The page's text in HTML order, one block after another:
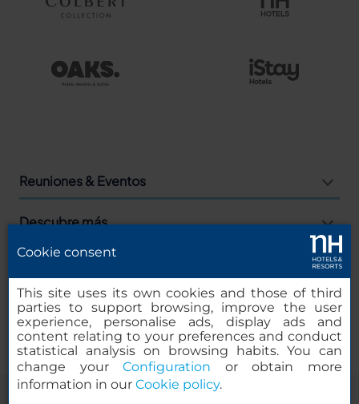
Reuniones & Eventos
Descubre más
Agencias
Empresas
Cookie consent
This site uses its own cookies and those of third
parties to support browsing, improve the user
experience, personalise ads, display ads and
content relating to your preferences and conduct
statistical analysis on browsing habits. You can
change yourConfiguration or obtain more
information in our Cookie policy.